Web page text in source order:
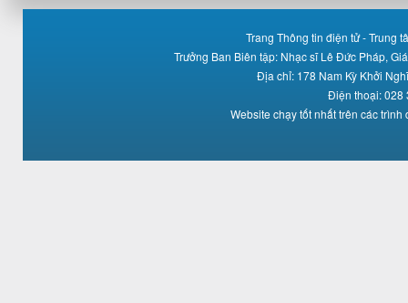
Trang Thông tin điện tử - Trung
Trưởng Ban Biên tập: Nhạc sĩ Lê Đức Pháp,
Địa chỉ: 178 Nam Kỳ Khởi
Điện thoại: 028
Website chạy tốt nhất trên các